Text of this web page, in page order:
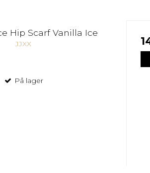
Hip Scarf Vanilla Ice
JJXX
På lager